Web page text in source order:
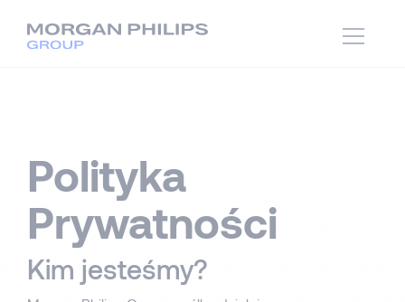
Polityka
Prywatności
Kim jesteśmy?